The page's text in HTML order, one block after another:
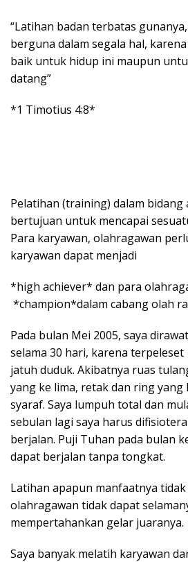
“Latihan badan terbatas
berguna dalam segala hal,
baik untuk hidup ini maupun
datang”
*1 Timotius 4:8*
Pelatihan (training) dalam bidang
bertujuan untuk mencapai
Para karyawan, olahragawan
karyawan dapat menjadi
*high achiever* dan para
*champion*dalam cabang olah
Pada bulan Mei 2005, saya
selama 30 hari, karena
jatuh duduk. Akibatnya ruas
yang ke lima, retak dan ring
syaraf. Saya lumpuh total dan
sebulan lagi saya harus
berjalan. Puji Tuhan pada bulan
dapat berjalan tanpa tongkat.
Latihan apapun manfaatnya
olahragawan tidak dapat
mempertahankan gelar juaranya.
Saya banyak melatih karyawan